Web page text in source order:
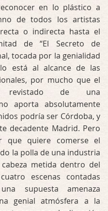
en lo plástico a
de todos los artistas
o indirecta hasta el
de “El Secreto de
tocada por la genialidad
está al alcance de las
por mucho que el
de una
aporta absolutamente
podría ser Córdoba, y
decadente Madrid. Pero
que quiere comerse el
la polla de una industria
metida dentro del
escenas contadas
supuesta amenaza
genial atmósfera a la